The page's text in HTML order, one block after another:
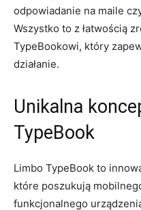
⁣odpowiadanie⁢ na ⁤maile​
Wszystko to​ z łatwością⁤
TypeBookowi, który
działanie.
Unikalna
TypeBook
Limbo TypeBook⁢ to
które poszukują
funkcjonalnego